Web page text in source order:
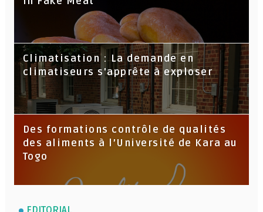
Climatisation : La demande en
climatiseurs s'apprête à exploser
Des formations contrôle de qualités
des aliments à l’Université de Kara au
Togo